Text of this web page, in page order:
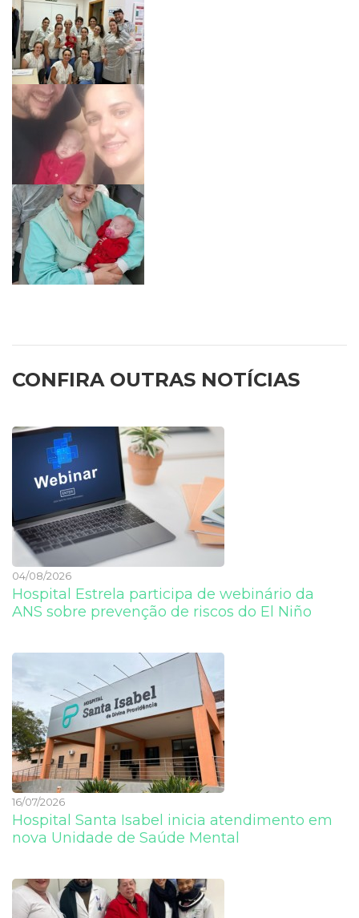
CONFIRA OUTRAS NOTÍCIAS
04/08/2026
Hospital Estrela participa de webinário da
ANS sobre prevenção de riscos do El Niño
16/07/2026
Hospital Santa Isabel inicia atendimento em
nova Unidade de Saúde Mental